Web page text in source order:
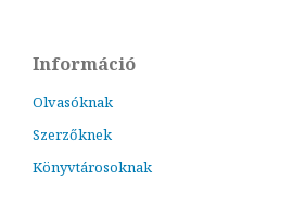
Információ
Olvasóknak
Szerzőknek
Könyvtárosoknak